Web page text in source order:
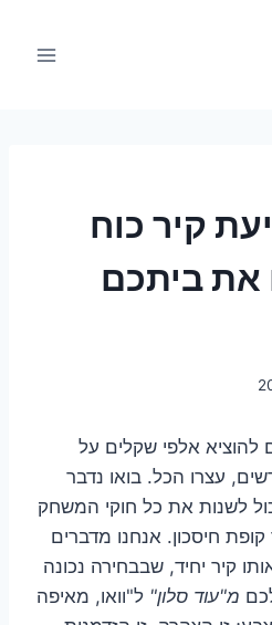
קיר כוח
את ביתכם
אלפי שקלים על
עצרו הכל. בואו נדבר
לשנות את כל חוקי המשחק
חיסכון. אנחנו מדברים
קיר יחיד, שבבחירה נכונה
מ"עוד סלון" ל"וואו, מאיפה